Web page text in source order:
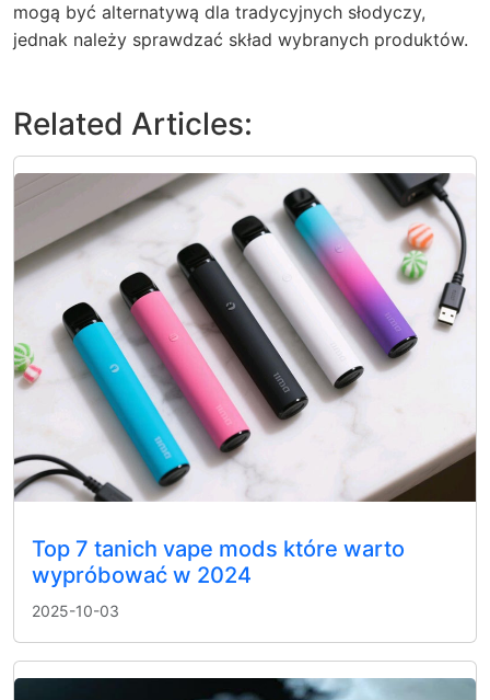
mogą być alternatywą dla tradycyjnych słodyczy,
jednak należy sprawdzać skład wybranych produktów.
Related Articles:
Top 7 tanich vape mods które warto
wypróbować w 2024
2025-10-03